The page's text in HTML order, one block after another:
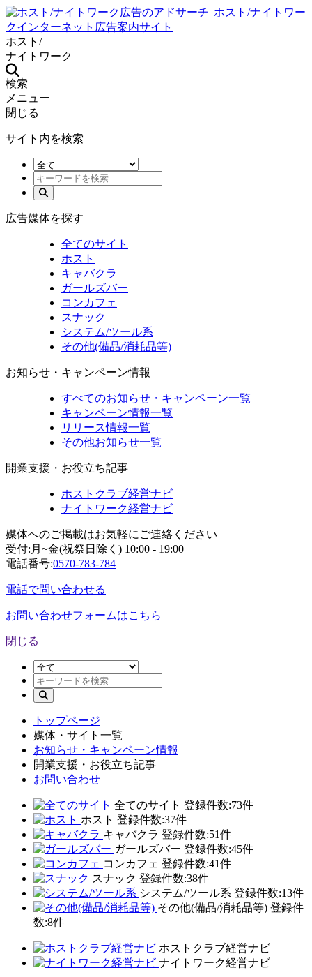
ホスト/
ナイトワーク
検索
メニュー
閉じる
サイト内を検索
広告媒体を探す
全てのサイト
ホスト
キャバクラ
ガールズバー
コンカフェ
スナック
システム/ツール系
その他(備品/消耗品等)
お知らせ・キャンペーン情報
すべてのお知らせ・キャンペーン一覧
キャンペーン情報一覧
リリース情報一覧
その他お知らせ一覧
開業支援・お役立ち記事
ホストクラブ経営ナビ
ナイトワーク経営ナビ
媒体へのご掲載はお気軽にご連絡ください
受付:月~金(祝祭日除く) 10:00 - 19:00
電話番号:0570-783-784
電話で問い合わせる
お問い合わせフォームはこちら
閉じる
トップページ
媒体・サイト一覧
お知らせ・キャンペーン情報
開業支援・お役立ち記事
お問い合わせ
全てのサイト 登録件数:73件
ホスト 登録件数:37件
キャバクラ 登録件数:51件
ガールズバー 登録件数:45件
コンカフェ 登録件数:41件
スナック 登録件数:38件
システム/ツール系 登録件数:13件
その他(備品/消耗品等) 登録件
数:8件
ホストクラブ経営ナビ
ナイトワーク経営ナビ